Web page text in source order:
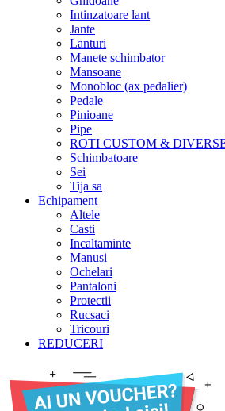
Intinzatoare lant
Jante
Lanturi
Manete schimbator
Mansoane
Monobloc (ax pedalier)
Pedale
Pinioane
Pipe
ROTI CUSTOM &
Schimbatoare
Sei
Tija sa
Echipament
Altele
Casti
Incaltaminte
Manusi
Ochelari
Pantaloni
Protectii
Rucsaci
Tricouri
REDUCERI